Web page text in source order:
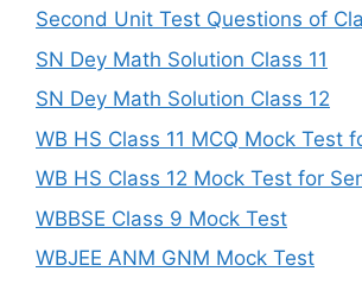
Second Unit Test Questions of
SN Dey Math Solution Class 11
SN Dey Math Solution Class 12
WB HS Class 11 MCQ Mock Test
WB HS Class 12 Mock Test for
WBBSE Class 9 Mock Test
WBJEE ANM GNM Mock Test